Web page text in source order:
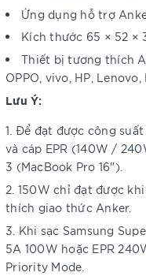
Ứng dụng hỗ trợ
Kích thước 65 × 52 ×
Thiết bị tương thích
OPPO, vivo, HP, Lenovo,
Lưu Ý:
Để đạt được công suất
và cáp EPR (140W /
3 (MacBook Pro 16").
150W chỉ đạt được
thích giao thức Anker.
Khi sạc Samsung
5A 100W hoặc EPR
Priority Mode.